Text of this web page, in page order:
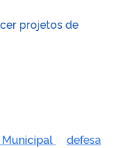
projetos de
Municipal
defesa